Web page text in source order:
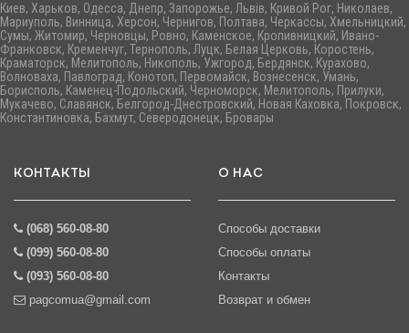
Киев, Харьков, Одесса, Днепр, Запорожье, Львів, Кривой Рог, Николаев,
Мариуполь, Винница, Херсон, Чернигов, Полтава, Черкассы, Хмельницкий,
Сумы, Житомир, Черновцы, Ровно, Каменское, Кропивницкий, Ивано-
Франковск, Кременчуг, Тернополь, Луцк, Белая Церковь, Коростень,
Краматорск, Мелитополь, Никополь, Ужгород, Бердянск, Курахово,
Волноваха, Павлоград, Конотоп, Первомайск, Вознесенск, Умань,
Борисполь, Каменец-Подольский, Черноморск, Мелитополь, Прилуки,
Мукачево, Славянск, Белгород-Днестровский, Новая Каховка, Покровск,
Константиновка, Бахмут, Северодонецк, Бровары
КОНТАКТЫ
(068) 560-08-80
(099) 560-08-80
(093) 560-08-80
pagcomua@gmail.com
О НАС
Способы доставки
Способы оплаты
Контакты
Возврат и обмен